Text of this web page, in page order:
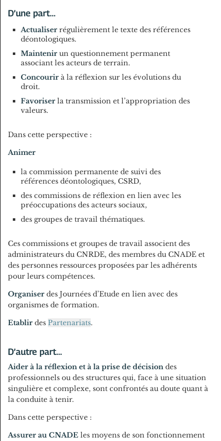
D’une part…
Actualiser régulièrement le texte des références
déontologiques.
Maintenir un questionnement permanent
associant les acteurs de terrain.
Concourir à la réflexion sur les évolutions du
droit.
Favoriser la transmission et l’appropriation des
valeurs.
Dans cette perspective :
Animer
la commission permanente de suivi des
références déontologiques, CSRD,
des commissions de réflexion en lien avec les
préoccupations des acteurs sociaux,
des groupes de travail thématiques.
Ces commissions et groupes de travail associent des
administrateurs du CNRDE, des membres du CNADE et
des personnes ressources proposées par les adhérents
pour leurs compétences.
Organiser des Journées d’Etude en lien avec des
organismes de formation.
Etablir des Partenariats.
D’autre part…
Aider à la réflexion et à la prise de décision des
professionnels ou des structures qui, face à une situation
singulière et complexe, sont confrontés au doute quant à
la conduite à tenir.
Dans cette perspective :
Assurer au CNADE les moyens de son fonctionnement